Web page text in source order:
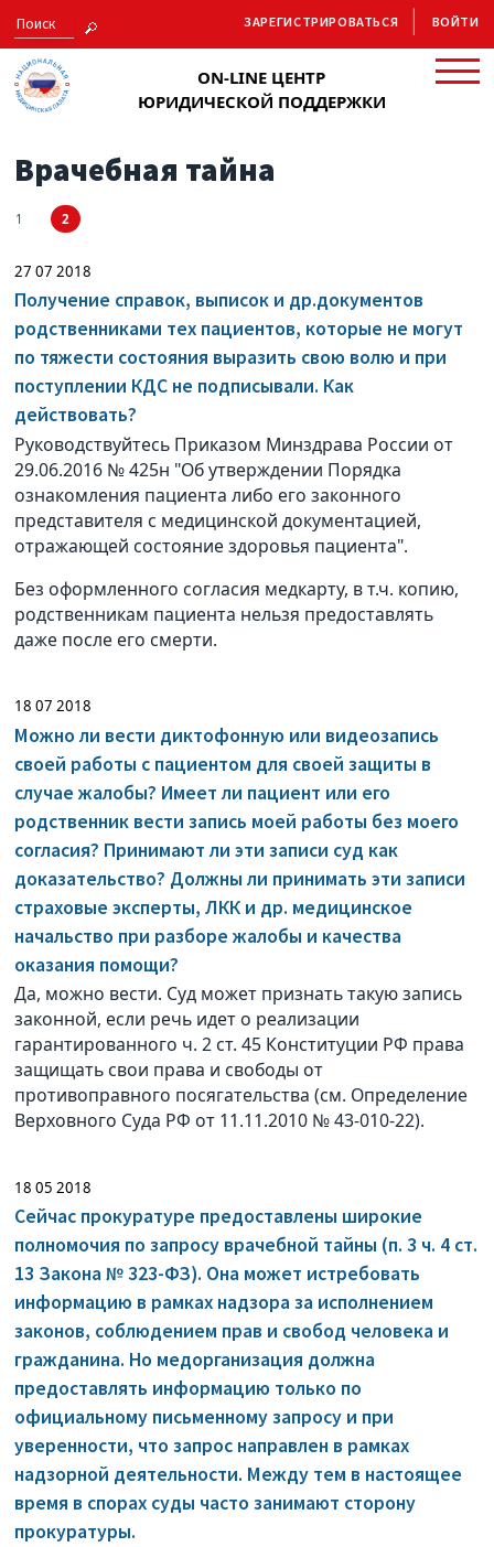
ON-LINE ЦЕНТР
ЮРИДИЧЕСКОЙ ПОДДЕРЖКИ
ЗАРЕГИСТРИРОВАТЬСЯ ВОЙТИ
Врачебная тайна
1 2
27 07 2018
Получение справок, выписок и др.документов
родственниками тех пациентов, которые не могут
по тяжести состояния выразить свою волю и при
поступлении КДС не подписывали. Как
действовать?
Руководствуйтесь Приказом Минздрава России от
29.06.2016 № 425н "Об утверждении Порядка
ознакомления пациента либо его законного
представителя с медицинской документацией,
отражающей состояние здоровья пациента".
Без оформленного согласия медкарту, в т.ч. копию,
родственникам пациента нельзя предоставлять
даже после его смерти.
18 07 2018
Можно ли вести диктофонную или видеозапись
своей работы с пациентом для своей защиты в
случае жалобы? Имеет ли пациент или его
родственник вести запись моей работы без моего
согласия? Принимают ли эти записи суд как
доказательство? Должны ли принимать эти записи
страховые эксперты, ЛКК и др. медицинское
начальство при разборе жалобы и качества
оказания помощи?
Да, можно вести. Суд может признать такую запись
законной, если речь идет о реализации
гарантированного ч. 2 ст. 45 Конституции РФ права
защищать свои права и свободы от
противоправного посягательства (см. Определение
Верховного Суда РФ от 11.11.2010 № 43-010-22).
18 05 2018
Сейчас прокуратуре предоставлены широкие
полномочия по запросу врачебной тайны (п. 3 ч. 4 ст.
13 Закона № 323-ФЗ). Она может истребовать
информацию в рамках надзора за исполнением
законов, соблюдением прав и свобод человека и
гражданина. Но медорганизация должна
предоставлять информацию только по
официальному письменному запросу и при
уверенности, что запрос направлен в рамках
надзорной деятельности. Между тем в настоящее
время в спорах суды часто занимают сторону
прокуратуры.